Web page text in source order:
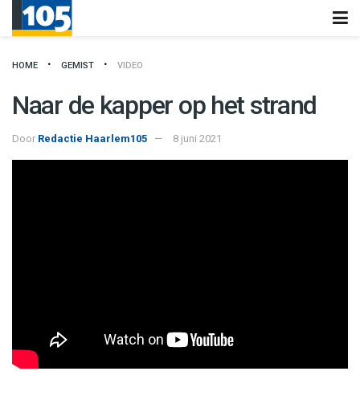
HOME GEMIST VIDEO
Naar de kapper op het strand
Door Redactie Haarlem105 8 juni 2021